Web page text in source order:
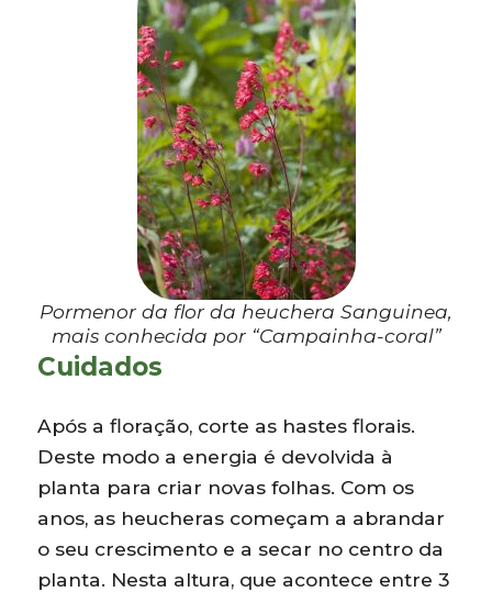
Pormenor da flor da heuchera Sanguinea,
mais conhecida por “Campainha-coral”
Cuidados
Após a floração, corte as hastes florais.
Deste modo a energia é devolvida à
planta para criar novas folhas. Com os
anos, as heucheras começam a abrandar
o seu crescimento e a secar no centro da
planta. Nesta altura, que acontece entre 3